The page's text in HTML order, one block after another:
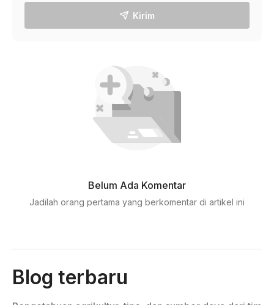
Kirim
Belum Ada Komentar
Jadilah orang pertama yang berkomentar di artikel ini
Blog terbaru